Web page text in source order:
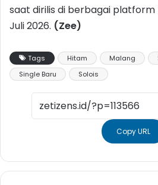
saat dirilis di berbagai platform
Juli 2026. (Zee)
Tags Hitam Malang
Single Baru
Solois
Copy URL